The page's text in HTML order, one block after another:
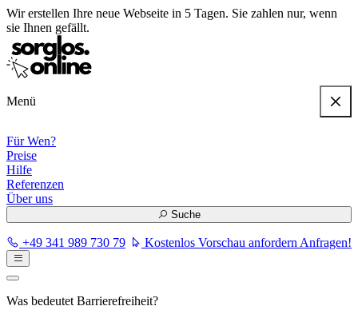
Wir erstellen Ihre neue Webseite in 5 Tagen. Sie zahlen nur, wenn
sie Ihnen gefällt.
Menü
Für Wen?
Preise
Hilfe
Referenzen
Über uns
Suche
+49 341 989 730 79 Kostenlos Vorschau anfordern Anfragen!
Was bedeutet Barrierefreiheit?